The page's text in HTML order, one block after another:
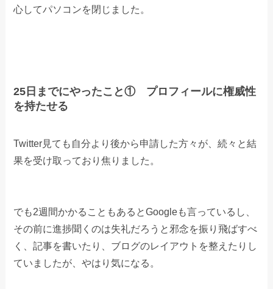
心してパソコンを閉じました。
25日までにやったこと① プロフィールに権威性
を持たせる
Twitter見ても自分より後から申請した方々が、続々と結
果を受け取っており焦りました。
でも2週間かかることもあるとGoogleも言っているし、
その前に進捗聞くのは失礼だろうと邪念を振り飛ばすべ
く、記事を書いたり、ブログのレイアウトを整えたりし
ていましたが、やはり気になる。